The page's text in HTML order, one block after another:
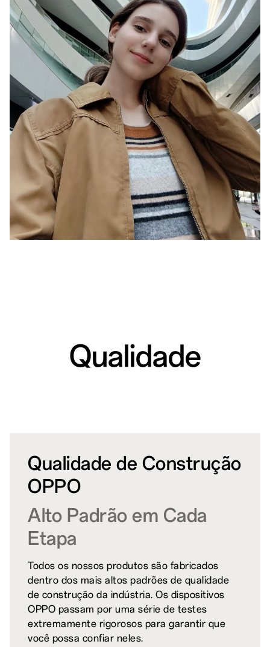
Qualidade
Qualidade de Construção
OPPO
Alto Padrão em Cada
Etapa
Todos os nossos produtos são fabricados
dentro dos mais altos padrões de qualidade
de construção da indústria. Os dispositivos
OPPO passam por uma série de testes
extremamente rigorosos para garantir que
você possa confiar neles.